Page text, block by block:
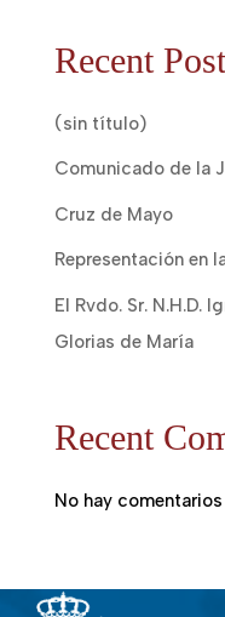
Recent
(sin título)
Comunicado de la
Cruz de Mayo
Representación en
El Rvdo. Sr. N.H.D.
Glorias de María
Recent
No hay